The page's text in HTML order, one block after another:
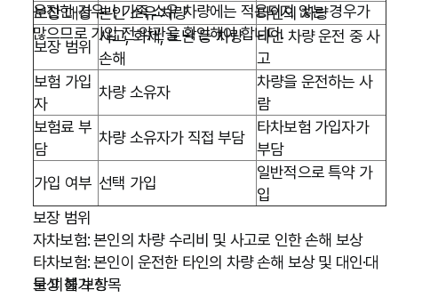
운전한 경우나 가족 소유 차량에는 적용되지 않는 경우가
많으므로 가입 전 약관을 확인해야 합니다.
보장 대상 본인 소유 차량
타인의 차량
보장 범위
사고, 화재, 도난 등 차량
손해
타인 차량 운전 중 사
고
보험 가입
자
차량 소유자
차량을 운전하는 사
람
보험료 부
담
차량 소유자가 직접 부담
타차보험 가입자가
부담
가입 여부 선택 가입
일반적으로 특약 가
입
보장 범위
자차보험: 본인의 차량 수리비 및 사고로 인한 손해 보상
타차보험: 본인이 운전한 타인의 차량 손해 보상 및 대인·대
물 피해 보상
보상 불가 항목